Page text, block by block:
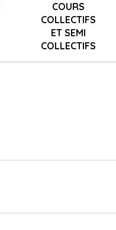
COURS
COLLECTIFS
ET SEMI
COLLECTIFS